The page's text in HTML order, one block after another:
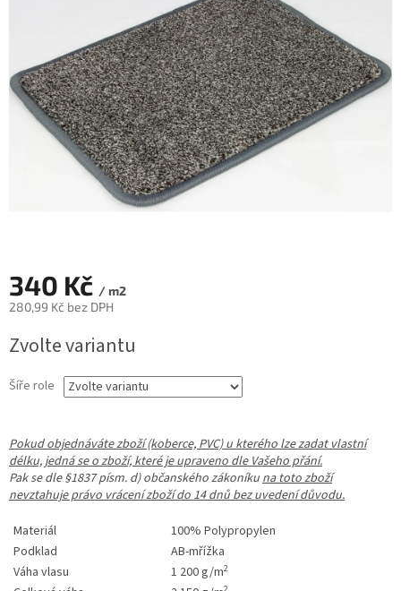
340 Kč / m2
280,99 Kč bez DPH
cena:
Zvolte variantu
Šíře role
Pokud objednáváte zboží (koberce, PVC) u kterého lze zadat vlastní
délku, jedná se o zboží, které je upraveno dle Vašeho přání.
Pak se dle §1837 písm. d) občanského zákoníku na toto zboží
nevztahuje právo vrácení zboží do 14 dnů bez uvedení důvodu.
Materiál
100% Polypropylen
Podklad
AB-mřížka
Váha vlasu
1 200 g/m2